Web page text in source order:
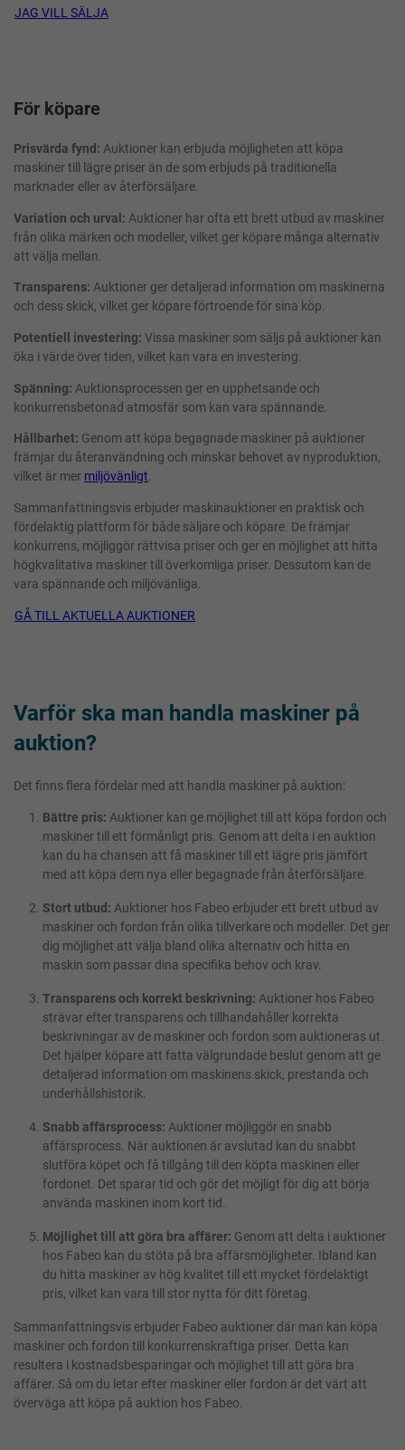
JAG VILL SÄLJA
För köpare
Prisvärda fynd: Auktioner kan erbjuda möjligheten att köpa
maskiner till lägre priser än de som erbjuds på traditionella
marknader eller av återförsäljare.
Variation och urval: Auktioner har ofta ett brett utbud av maskiner
från olika märken och modeller, vilket ger köpare många alternativ
att välja mellan.
Transparens: Auktioner ger detaljerad information om maskinerna
och dess skick, vilket ger köpare förtroende för sina köp.
Potentiell investering: Vissa maskiner som säljs på auktioner kan
öka i värde över tiden, vilket kan vara en investering.
Spänning: Auktionsprocessen ger en upphetsande och
konkurrensbetonad atmosfär som kan vara spännande.
Hållbarhet: Genom att köpa begagnade maskiner på auktioner
främjar du återanvändning och minskar behovet av nyproduktion,
vilket är mer miljövänligt
Sammanfattningsvis erbjuder maskinauktioner en praktisk och
fördelaktig plattform för både säljare och köpare. De främjar
konkurrens, möjliggör rättvisa priser och ger en möjlighet att hitta
högkvalitativa maskiner till överkomliga priser. Dessutom kan de
vara spännande och miljövänliga.
GÅ TILL AKTUELLA AUKTIONER
Varför ska man handla maskiner på
auktion?
Det finns flera fördelar med att handla maskiner på auktion:
Bättre pris: Auktioner kan ge möjlighet till att köpa fordon och
maskiner till ett förmånligt pris. Genom att delta i en auktion
kan du ha chansen att få maskiner till ett lägre pris jämfört
med att köpa dem nya eller begagnade från återförsäljare.
Stort utbud: Auktioner hos Fabeo erbjuder ett brett utbud av
maskiner och fordon från olika tillverkare och modeller. Det ger
dig möjlighet att välja bland olika alternativ och hitta en
maskin som passar dina specifika behov och krav.
Transparens och korrekt beskrivning: Auktioner hos Fabeo
strävar efter transparens och tillhandahåller korrekta
beskrivningar av de maskiner och fordon som auktioneras ut.
Det hjälper köpare att fatta välgrundade beslut genom att ge
detaljerad information om maskinens skick, prestanda och
underhållshistorik.
Snabb affärsprocess: Auktioner möjliggör en snabb
affärsprocess. När auktionen är avslutad kan du snabbt
slutföra köpet och få tillgång till den köpta maskinen eller
fordonet. Det sparar tid och gör det möjligt för dig att börja
använda maskinen inom kort tid.
Möjlighet till att göra bra affärer: Genom att delta i auktioner
hos Fabeo kan du stöta på bra affärsmöjligheter. Ibland kan
du hitta maskiner av hög kvalitet till ett mycket fördelaktigt
pris, vilket kan vara till stor nytta för ditt företag.
Sammanfattningsvis erbjuder Fabeo auktioner där man kan köpa
maskiner och fordon till konkurrenskraftiga priser. Detta kan
resultera i kostnadsbesparingar och möjlighet till att göra bra
affärer. Så om du letar efter maskiner eller fordon är det värt att
överväga att köpa på auktion hos Fabeo.